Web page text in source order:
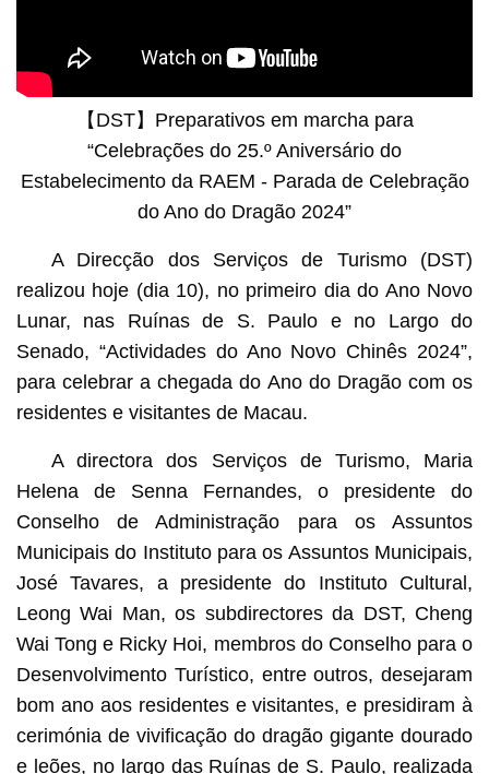
【DST】Preparativos em marcha para
“Celebrações do 25.º Aniversário do
Estabelecimento da RAEM - Parada de Celebração
do Ano do Dragão 2024”
A Direcção dos Serviços de Turismo (DST)
realizou hoje (dia 10), no primeiro dia do Ano Novo
Lunar, nas Ruínas de S. Paulo e no Largo do
Senado, “Actividades do Ano Novo Chinês 2024”,
para celebrar a chegada do Ano do Dragão com os
residentes e visitantes de Macau.
A directora dos Serviços de Turismo, Maria
Helena de Senna Fernandes, o presidente do
Conselho de Administração para os Assuntos
Municipais do Instituto para os Assuntos Municipais,
José Tavares, a presidente do Instituto Cultural,
Leong Wai Man, os subdirectores da DST, Cheng
Wai Tong e Ricky Hoi, membros do Conselho para o
Desenvolvimento Turístico, entre outros, desejaram
bom ano aos residentes e visitantes, e presidiram à
cerimónia de vivificação do dragão gigante dourado
e leões, no largo das Ruínas de S. Paulo, realizada